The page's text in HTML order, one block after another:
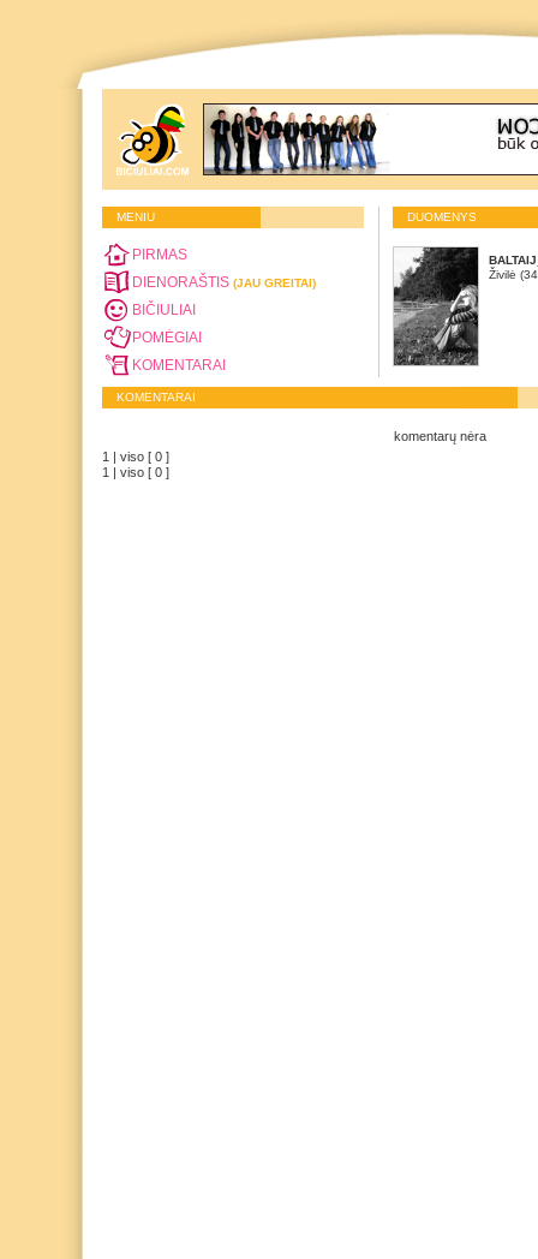
MENIU
PIRMAS
DIENORAŠTIS (JAU GREITAI)
BIČIULIAI
POMĖGIAI
KOMENTARAI
DUOMENYS
Živilė
KOMENTARAI
komentarų nėra
1 | viso [ 0 ]
1 | viso [ 0 ]